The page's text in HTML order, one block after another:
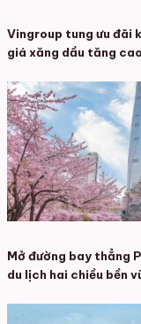
Vingroup tung ưu đãi
giá xăng dầu tăng cao
Mở đường bay thẳng
du lịch hai chiều bền